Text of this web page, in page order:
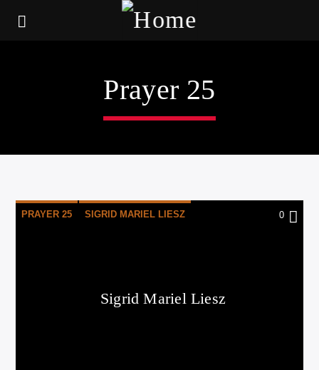
Prayer 25
PRAYER 25 SIGRID MARIEL LIESZ 0
Sigrid Mariel Liesz